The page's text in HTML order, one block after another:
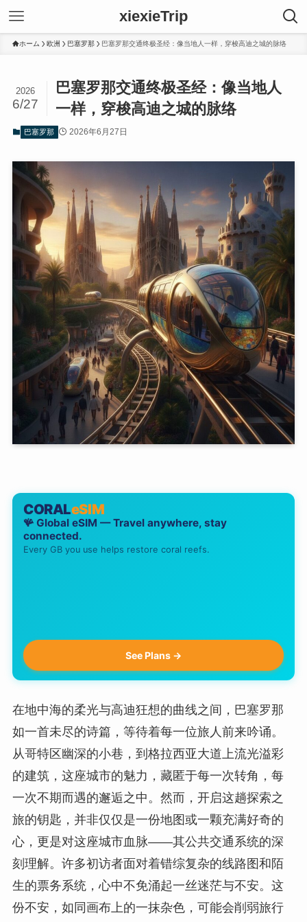
xiexieTrip
ホーム 欧洲 巴塞罗那 巴塞罗那交通终极圣经：像当地人一样，穿梭高迪之城的脉络
巴塞罗那交通终极圣经：像当地人
一样，穿梭高迪之城的脉络
2026
6/27
巴塞罗那 2026年6月27日
CORALeSIM
🪸 Global eSIM — Travel anywhere, stay
connected.
Every GB you use helps restore coral reefs.
See Plans →
在地中海的柔光与高迪狂想的曲线之间，巴塞罗那
如一首未尽的诗篇，等待着每一位旅人前来吟诵。
从哥特区幽深的小巷，到格拉西亚大道上流光溢彩
的建筑，这座城市的魅力，藏匿于每一次转角，每
一次不期而遇的邂逅之中。然而，开启这趟探索之
旅的钥匙，并非仅仅是一份地图或一颗充满好奇的
心，更是对这座城市血脉——其公共交通系统的深
刻理解。许多初访者面对着错综复杂的线路图和陌
生的票务系统，心中不免涌起一丝迷茫与不安。这
份不安，如同画布上的一抹杂色，可能会削弱旅行